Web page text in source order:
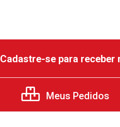
Cadastre-se para receber
Meus Pedidos